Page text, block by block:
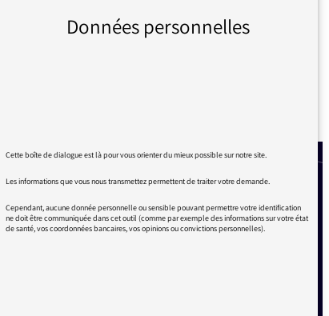
Données personnelles
Cette boîte de dialogue est là pour vous orienter du mieux possible sur notre site.
Les informations que vous nous transmettez permettent de traiter votre demande.
Cependant, aucune donnée personnelle ou sensible pouvant permettre votre identification
ne doit être communiquée dans cet outil (comme par exemple des informations sur votre état
de santé, vos coordonnées bancaires, vos opinions ou convictions personnelles).